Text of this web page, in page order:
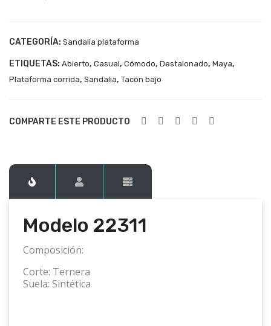
CATEGORÍA: Sandalia plataforma
ETIQUETAS: Abierto, Casual, Cómodo, Destalonado, Maya,
Plataforma corrida, Sandalia, Tacón bajo
COMPARTE ESTE PRODUCTO
Modelo 22311
Composición:
Corte: Ternera
Suela: Sintética